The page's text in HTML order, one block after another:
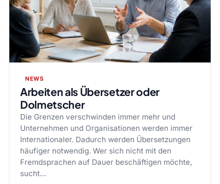
NEWS
Arbeiten als Übersetzer oder
Dolmetscher
Die Grenzen verschwinden immer mehr und
Unternehmen und Organisationen werden immer
Internationaler. Dadurch werden Übersetzungen
häufiger notwendig. Wer sich nicht mit den
Fremdsprachen auf Dauer beschäftigen möchte,
sucht…